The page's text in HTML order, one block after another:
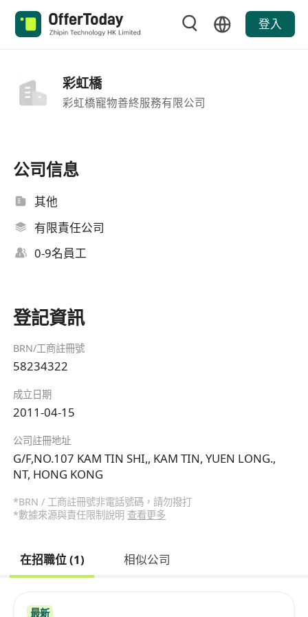
登入
彩虹橋
彩虹橋寵物善終服務有限公司
公司信息
其他
有限責任公司
0-9名員工
登記資訊
BRN/工商註冊號
58234322
成立日期
2011-04-15
公司註冊地址
G/F,NO.107 KAM TIN SHI,, KAM TIN, YUEN LONG.,
NT, HONG KONG
*BRN / 工商註冊號非電話號碼，請勿撥打
*數據來源與責任限制說明 查看更多
在招職位 (1) 相似公司
最新